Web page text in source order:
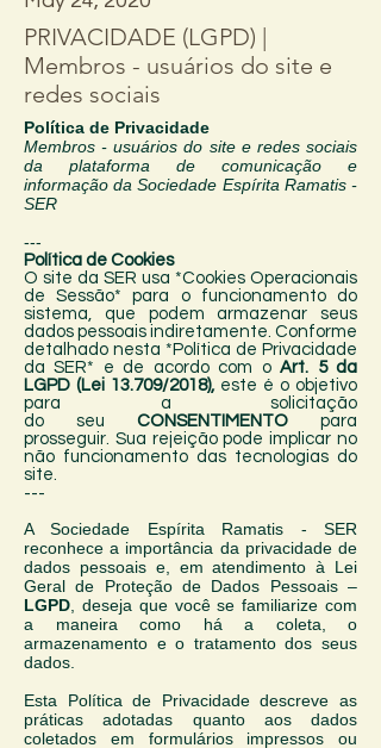
PRIVACIDADE (LGPD) |
Membros - usuários do site e
redes sociais
Política de Privacidade
Membros - usuários do site e redes sociais
da plataforma de comunicação e
informação da Sociedade Espírita Ramatis -
SER
---
Política de Cookies
O site da SER usa *Cookies Operacionais
de Sessão* para o funcionamento do
sistema, que podem armazenar seus
dados pessoais indiretamente. Conforme
detalhado nesta *Política de Privacidade
da SER* e de acordo com oArt. 5 da
LGPD (Lei 13.709/2018), este é o objetivo
para a solicitação
do seu CONSENTIMENTO para
prosseguir. Sua rejeição pode implicar no
não funcionamento das tecnologias do
site.
---
A Sociedade Espírita Ramatis - SER
reconhece a importância da privacidade de
dados pessoais e, em atendimento à Lei
Geral de Proteção de Dados Pessoais –
LGPD, deseja que você se familiarize com
a maneira como há a coleta, o
armazenamento e o tratamento dos seus
dados.
Esta Política de Privacidade descreve as
práticas adotadas quanto aos dados
coletados em formulários impressos ou